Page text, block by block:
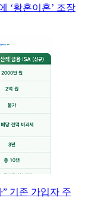
‘황혼이혼’ 조장
” 기존 가입자 주